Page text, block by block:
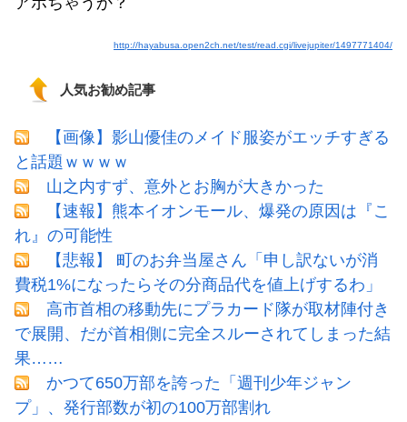
http://hayabusa.open2ch.net/test/read.cgi/livejupiter/1497771404/
人気お勧め記事
【画像】影山優佳のメイド服姿がエッチすぎる
と話題ｗｗｗｗ
山之内すず、意外とお胸が大きかった
【速報】熊本イオンモール、爆発の原因は『こ
れ』の可能性
【悲報】 町のお弁当屋さん「申し訳ないが消
費税1%になったらその分商品代を値上げするわ」
高市首相の移動先にプラカード隊が取材陣付き
で展開、だが首相側に完全スルーされてしまった結
果……
かつて650万部を誇った「週刊少年ジャン
プ」、発行部数が初の100万部割れ